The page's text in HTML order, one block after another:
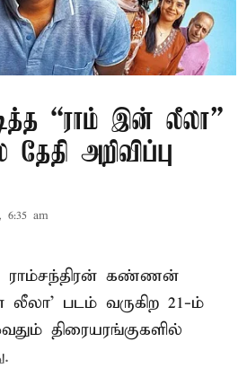
“ராம் இன் லீலா”
அறிவிப்பு
6:35 am
ராம்சந்திரன் கண்ணன்
படம் வருகிற 21-ம்
திரையரங்குகளில்